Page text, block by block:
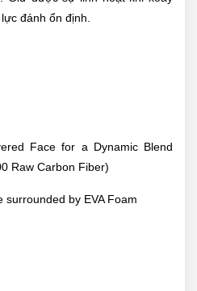
đánh ổn định.
Face for a Dynamic Blend
Raw Carbon Fiber)
surrounded by EVA Foam